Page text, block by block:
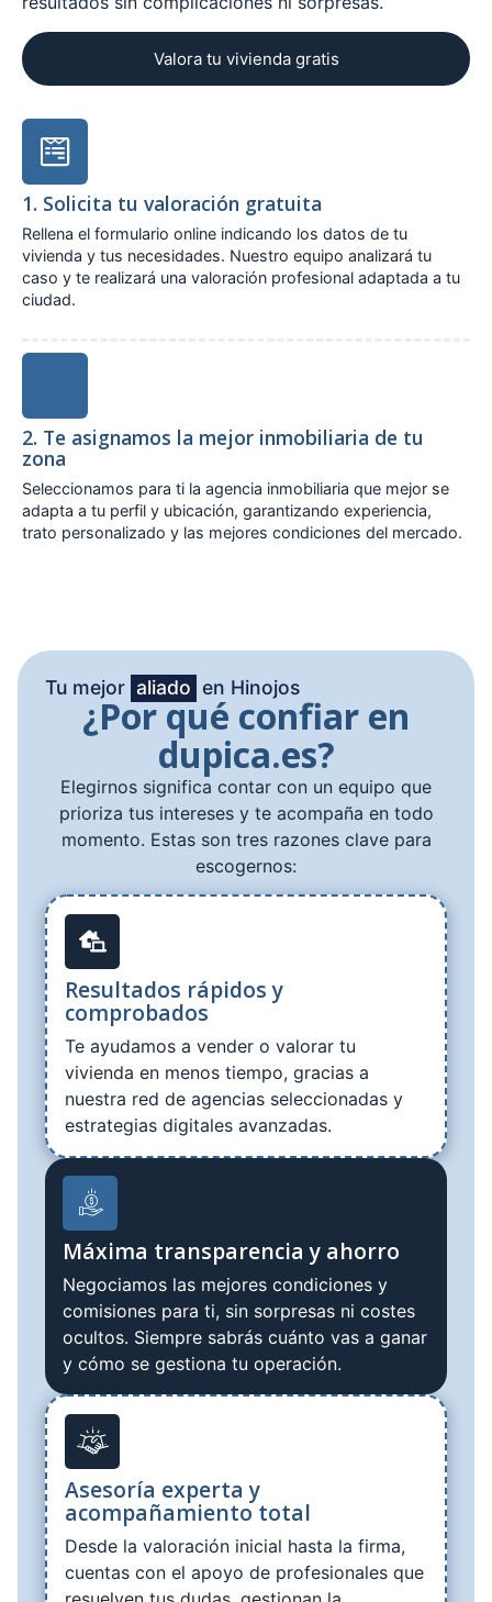
Valora tu vivienda gratis
1. Solicita tu valoración gratuita
Rellena el formulario online indicando los datos de tu
vivienda y tus necesidades. Nuestro equipo analizará tu
caso y te realizará una valoración profesional adaptada a tu
ciudad.
2. Te asignamos la mejor inmobiliaria de tu
zona
Seleccionamos para ti la agencia inmobiliaria que mejor se
adapta a tu perfil y ubicación, garantizando experiencia,
trato personalizado y las mejores condiciones del mercado.
Tu mejor aliado en Hinojos
¿Por qué confiar en
dupica.es?
Elegirnos significa contar con un equipo que
prioriza tus intereses y te acompaña en todo
momento. Estas son tres razones clave para
escogernos:
Resultados rápidos y
comprobados
Te ayudamos a vender o valorar tu
vivienda en menos tiempo, gracias a
nuestra red de agencias seleccionadas y
estrategias digitales avanzadas.
Máxima transparencia y ahorro
Negociamos las mejores condiciones y
comisiones para ti, sin sorpresas ni costes
ocultos. Siempre sabrás cuánto vas a ganar
y cómo se gestiona tu operación.
Asesoría experta y
acompañamiento total
Desde la valoración inicial hasta la firma,
cuentas con el apoyo de profesionales que